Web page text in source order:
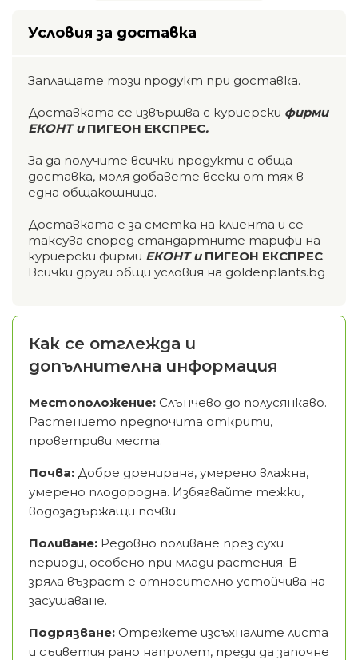
Условия за доставка
Заплащате този продукт при доставка.
Доставката се извършва с куриерски фирми
ЕКОНТ и ПИГЕОН ЕКСПРЕС.
За да получите всички продукти с обща
доставка, моля добавете всеки от тях в
една общакошница.
Доставката е за сметка на клиента и се
таксува според стандартните тарифи на
куриерски фирми ЕКОНТ и ПИГЕОН ЕКСПРЕС.
Всички други общи условия на goldenplants.bg
Как се отглежда и
допълнителна информация
Местоположение: Слънчево до полусянкаво.
Растението предпочита открити,
проветриви места.
Почва: Добре дренирана, умерено влажна,
умерено плодородна. Избягвайте тежки,
водозадържащи почви.
Поливане: Редовно поливане през сухи
периоди, особено при млади растения. В
зряла възраст е относително устойчива на
засушаване.
Подрязване: Отрежете изсъхналите листа
и съцветия рано напролет, преди да започне